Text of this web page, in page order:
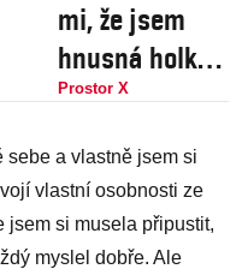
mi, že jsem
hnusná holka
s velkou
jsou děsně zlí.
Tetování na
prstě si
Prostor X
sebe a vlastně jsem si
vlastní osobnosti ze
jsem si musela připustit,
myslel dobře. Ale